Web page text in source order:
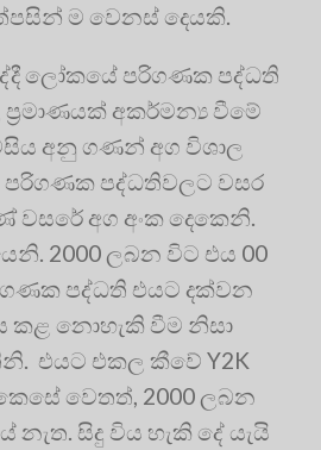
ම වෙනස් දෙයකි.
ලෝකයේ පරිගණක පද්ධති
අකර්මන්‍ය වීමේ
අනු ගණන් අග විශාල
පද්ධතිවලට වසර
අග අංක දෙකෙනි.
2000 ලබන විට එය 00
පද්ධති එයට දක්වන
කළ නොහැකි වීම නිසා
එයට එකල කීවේ Y2K
වෙතත්, 2000 ලබන
සිදු විය හැකි දේ යැයි